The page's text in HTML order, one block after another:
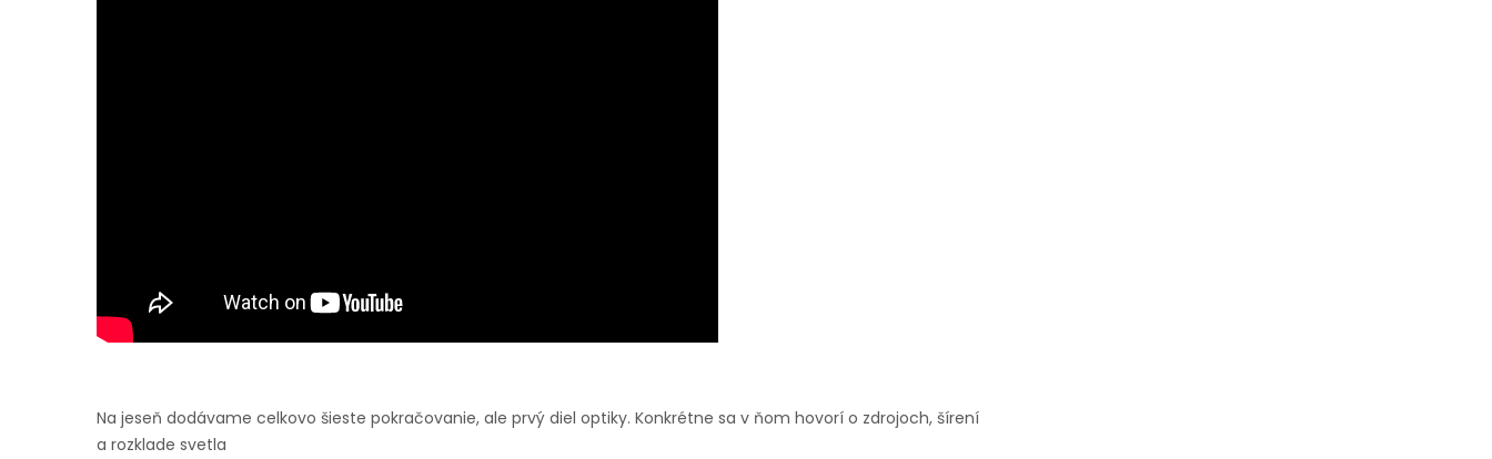
Na jeseň dodávame celkovo šieste pokračovanie, ale prvý diel optiky. Konkrétne sa v ňom hovorí o zdrojoch, šírení
a rozklade svetla